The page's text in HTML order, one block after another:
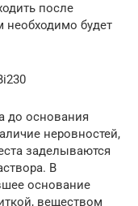
после
будет
до основания
неровностей,
заделываются
В
основание
веществом